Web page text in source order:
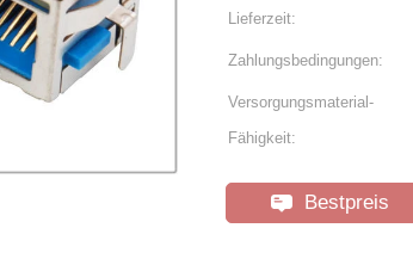
Lieferzeit:
Zahlungsbedingungen:
Versorgungsmaterial-
Fähigkeit:
Bestpreis